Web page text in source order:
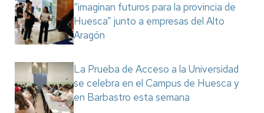
“imaginan futuros para la provincia de
Huesca” junto a empresas del Alto
Aragón
La Prueba de Acceso a la Universidad
se celebra en el Campus de Huesca y
en Barbastro esta semana